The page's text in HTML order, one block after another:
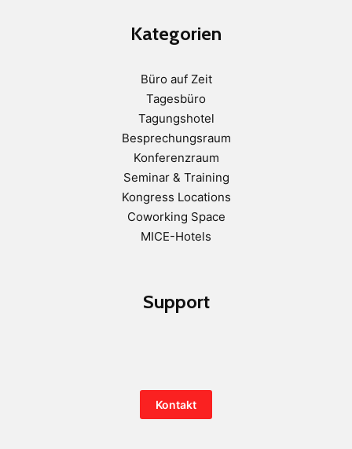
Kategorien
Büro auf Zeit
Tagesbüro
Tagungshotel
Besprechungsraum
Konferenzraum
Seminar & Training
Kongress Locations
Coworking Space
MICE-Hotels
Support
Kontakt